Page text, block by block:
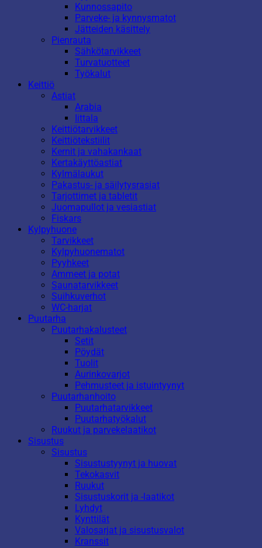
Kunnossapito
Parveke- ja kynnysmatot
Jätteiden käsittely
Pienrauta
Sähkötarvikkeet
Turvatuotteet
Työkalut
Keittiö
Astiat
Arabia
Iittala
Keittiötarvikkeet
Keittiötekstiilit
Kernit ja vahakankaat
Kertakäyttöastiat
Kylmälaukut
Pakastus- ja säilytysrasiat
Tarjottimet ja tabletit
Juomapullot ja vesiastiat
Fiskars
Kylpyhuone
Tarvikkeet
Kylpyhuonematot
Pyyhkeet
Ammeet ja potat
Saunatarvikkeet
Suihkuverhot
WC-harjat
Puutarha
Puutarhakalusteet
Setit
Pöydät
Tuolit
Aurinkovarjot
Pehmusteet ja istuintyynyt
Puutarhanhoito
Puutarhatarvikkeet
Puutarhatyökalut
Ruukut ja parvekelaatikot
Sisustus
Sisustus
Sisustustyynyt ja huovat
Tekokasvit
Ruukut
Sisustuskorit ja -laatikot
Lyhdyt
Kynttilät
Valosarjat ja sisustusvalot
Kranssit